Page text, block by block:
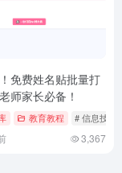
免费姓名贴批量打
师家长必备！
教育教程 # 信息技术
3,367